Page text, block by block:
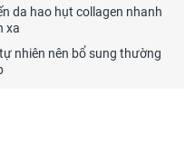
da hao hụt collagen nhanh
xa
nhiên nên bổ sung thường